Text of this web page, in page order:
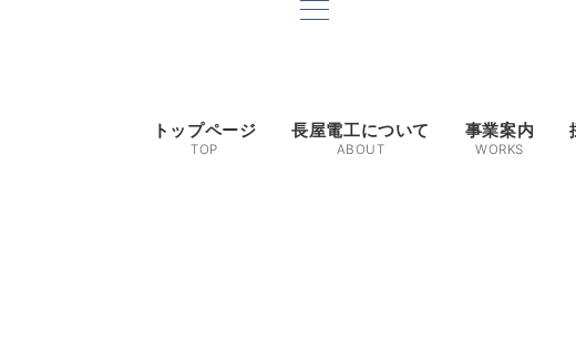
トップページ
TOP
長屋電工について
ABOUT
事業案内
WORKS